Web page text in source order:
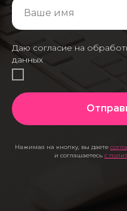
Даю согласие на
данных
Нажимая на кнопку, вы даете
и соглашаетесь c